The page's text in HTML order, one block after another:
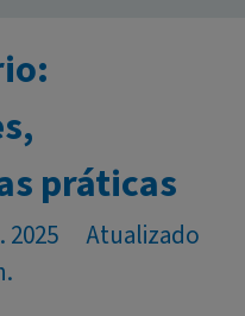
práticas
2025
Atualizado